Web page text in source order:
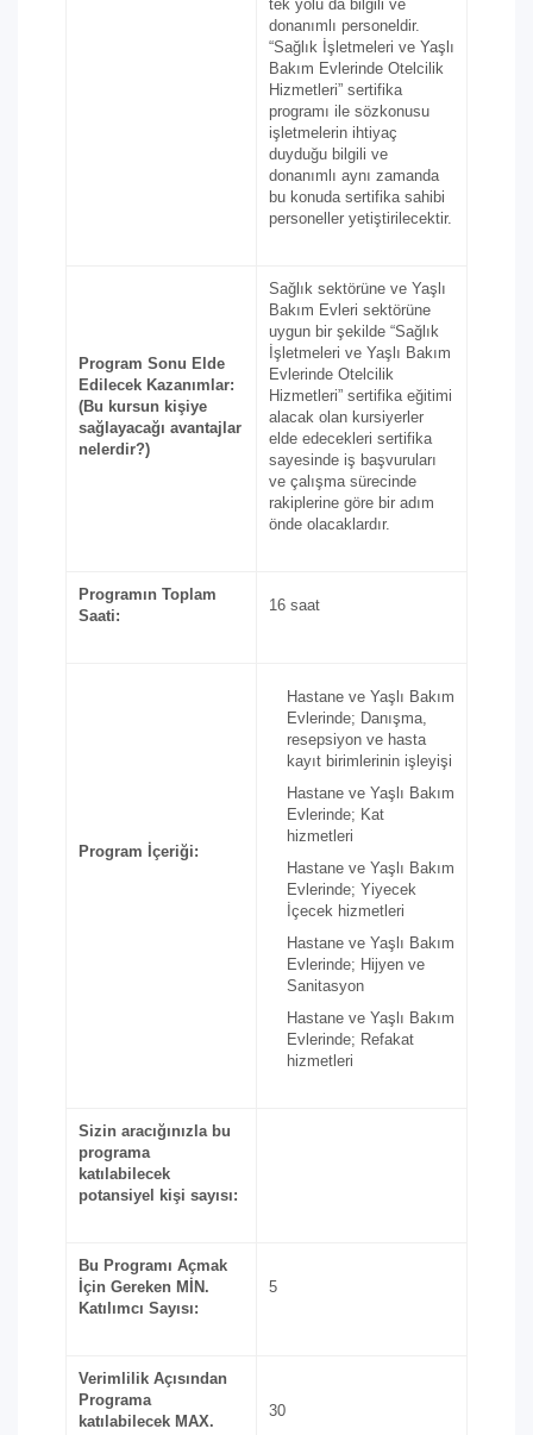
tek yolu da bilgili ve
donanımlı personeldir.
“Sağlık İşletmeleri ve Yaşlı
Bakım Evlerinde Otelcilik
Hizmetleri” sertifika
programı ile sözkonusu
işletmelerin ihtiyaç
duyduğu bilgili ve
donanımlı aynı zamanda
bu konuda sertifika sahibi
personeller yetiştirilecektir.
Program Sonu Elde
Edilecek Kazanımlar:
(Bu kursun kişiye
sağlayacağı avantajlar
nelerdir?)
Sağlık sektörüne ve Yaşlı
Bakım Evleri sektörüne
uygun bir şekilde “Sağlık
İşletmeleri ve Yaşlı Bakım
Evlerinde Otelcilik
Hizmetleri” sertifika eğitimi
alacak olan kursiyerler
elde edecekleri sertifika
sayesinde iş başvuruları
ve çalışma sürecinde
rakiplerine göre bir adım
önde olacaklardır.
Programın Toplam
Saati:
16 saat
Program İçeriği:
Hastane ve Yaşlı Bakım
Evlerinde; Danışma,
resepsiyon ve hasta
kayıt birimlerinin işleyişi
Hastane ve Yaşlı Bakım
Evlerinde; Kat
hizmetleri
Hastane ve Yaşlı Bakım
Evlerinde; Yiyecek
İçecek hizmetleri
Hastane ve Yaşlı Bakım
Evlerinde; Hijyen ve
Sanitasyon
Hastane ve Yaşlı Bakım
Evlerinde; Refakat
hizmetleri
Sizin aracığınızla bu
programa
katılabilecek
potansiyel kişi sayısı:
Bu Programı Açmak
İçin Gereken MİN.
Katılımcı Sayısı:
5
Verimlilik Açısından
Programa
katılabilecek MAX.
30